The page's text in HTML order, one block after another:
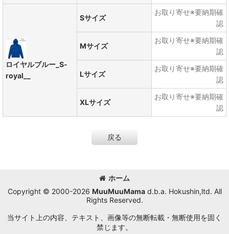
ロイヤルブルー_S-
royal__
Sサイズ
お取り寄せ※要納期確
認
Mサイズ
お取り寄せ※要納期確
認
Lサイズ
お取り寄せ※要納期確
認
XLサイズ
お取り寄せ※要納期確
認
戻る
ホーム
Copyright © 2000-2026 MuuMuuMamad.b.a. Hokushin,ltd. All
Rights Reserved.
当サイト上の内容、テキスト、画像等の無断転載・無断使用を固く
禁じます。